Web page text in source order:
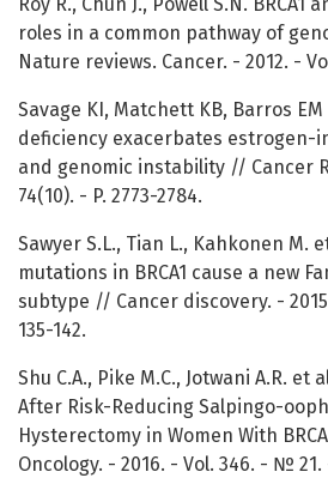
Roy R., Chun J., Powell S.N. BRCA1
roles in a common pathway of
Nature reviews. Cancer. - 2012. -
Savage KI, Matchett KB, Barros EM
deficiency exacerbates estrogen-
and genomic instability // Cancer
74(10). - P. 2773-2784.
Sawyer S.L., Tian L., Kahkonen M.
mutations in BRCA1 cause a new
subtype // Cancer discovery. -
135-142.
Shu C.A., Pike M.C., Jotwani A.R. et
After Risk-Reducing Salpingo-
Hysterectomy in Women With
Oncology. - 2016. - Vol. 346. - № 21.